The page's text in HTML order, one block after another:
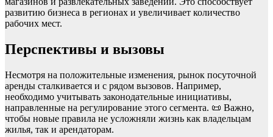
развитию бизнеса в регионах и увеличивает количество
рабочих мест.
Перспективы и вызовы
Несмотря на положительные изменения, рынок посуточной
аренды сталкивается и с рядом вызовов. Например,
необходимо учитывать законодательные инициативы,
направленные на регулирование этого сегмента. 📜 Важно,
чтобы новые правила не усложняли жизнь как владельцам
жилья, так и арендаторам.